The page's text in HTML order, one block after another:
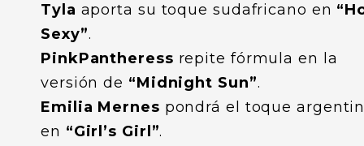
Tyla aporta su toque sudafricano en
Sexy”.
PinkPantheress repite fórmula en la
versión de “Midnight Sun”.
Emilia Mernes pondrá el toque
en “Girl’s Girl”.